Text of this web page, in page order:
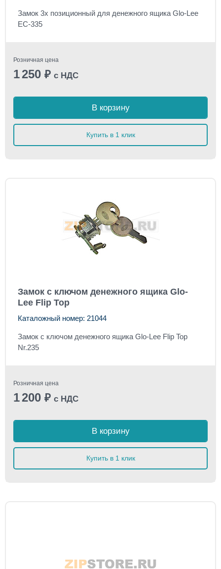
Замок 3х позиционный для денежного ящика Glo-Lee
EC-335
Розничная цена
1 250 ₽ с НДС
В корзину
Купить в 1 клик
Замок с ключом денежного ящика Glo-
Lee Flip Top
Каталожный номер: 21044
Замок с ключом денежного ящика Glo-Lee Flip Top
Nr.235
Розничная цена
1 200 ₽ с НДС
В корзину
Купить в 1 клик